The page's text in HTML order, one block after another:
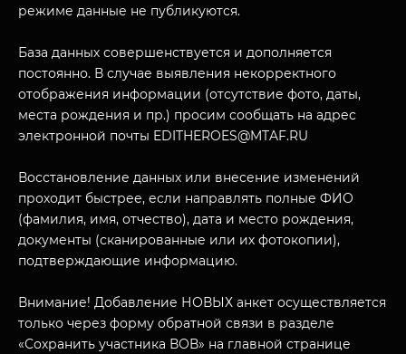
МУЗЕЙНЫЙ КОМПЛЕКС
ПОСЕТИТЕЛЯМ
О НАС
режиме данные не публикуются.
База данных совершенствуется и дополняется
постоянно. В случае выявления некорректного
отображения информации (отсутствие фото, даты,
места рождения и пр.) просим сообщать на адрес
электронной почты EDITHEROES@MTAF.RU
Восстановление данных или внесение изменений
проходит быстрее, если направлять полные ФИО
(фамилия, имя, отчество), дата и место рождения,
документы (сканированные или их фотокопии),
подтверждающие информацию.
Внимание! Добавление НОВЫХ анкет осуществляется
только через форму обратной связи в разделе
«Сохранить участника ВОВ» на главной странице